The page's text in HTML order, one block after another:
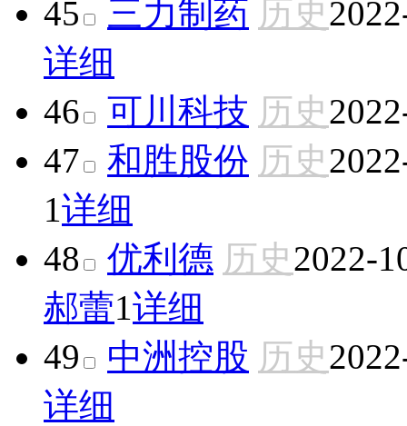
45
三力制药 历史
详细
46
可川科技 历史
47
和胜股份 历史
1详细
48
优利德 历史2022-
郝蕾1详细
49
中洲控股 历史
详细